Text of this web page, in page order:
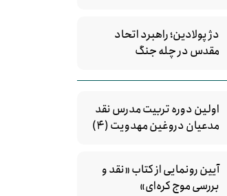
دژ پولادین؛ راهبرد اتحاد
مقدس در چله جنگ
اولین دوره تربیت مدرس نقد
مدعیان دروغین مهدویت (۴)
آیین رونمایی از کتاب «نقد و
بررسی موج کره‌ای»